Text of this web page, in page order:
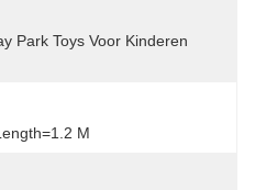
Park Toys Voor Kinderen
M